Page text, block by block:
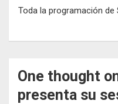
Toda la programación de
One thought
presenta su